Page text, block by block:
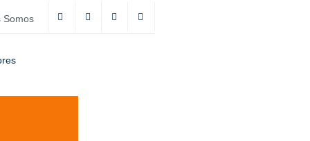
Somos